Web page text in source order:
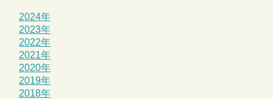
2024年
2023年
2022年
2021年
2020年
2019年
2018年